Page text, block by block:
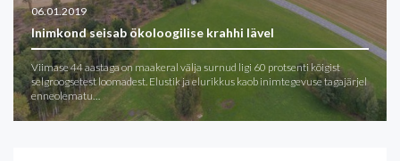
06.01.2019
Inimkond seisab ökoloogilise krahhi lävel
Viimase 44 aastaga on maakeral välja surnud ligi 60 protsenti kõigist
selgroogsetest loomadest. Elustik ja elurikkus kaob inimtegevuse tagajärjel
enneolematu…